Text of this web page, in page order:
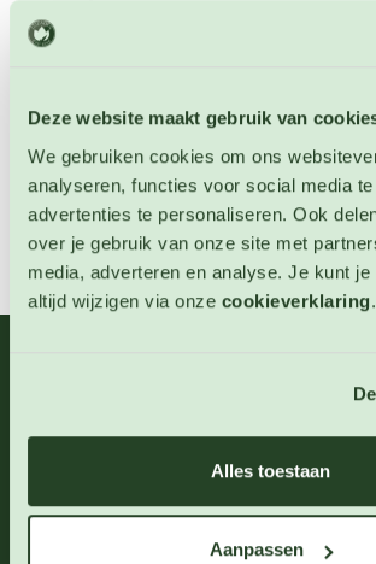
Deze website maakt gebruik van
We gebruiken cookies om ons
analyseren, functies voor social media te
advertenties te personaliseren. Ook
over je gebruik van onze site met
media, adverteren en analyse. Je kunt je
altijd wijzigen via onze cookieverklaring.
Alles toestaan
Aanpassen
Schrijf u in voor onze